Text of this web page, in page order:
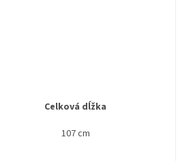
Celková dĺžka
107 cm